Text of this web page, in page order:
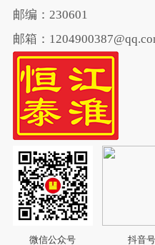
邮编：230601
邮箱：
微信公众号 抖音号